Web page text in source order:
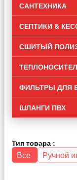
САНТЕХНИКА
СЕПТИКИ &
СШИТЫЙ
ФИЛЬТРЫ ДЛЯ
ШЛАНГИ ПВХ
Тип товара :
Все Ручной